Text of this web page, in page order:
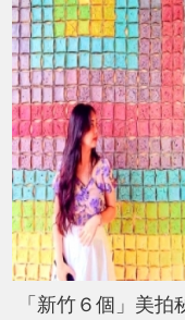
「新竹６個」美拍